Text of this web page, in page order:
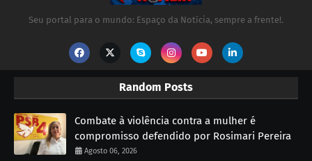
Seu portal para o mundo: Espaço da Notícia, sempre a frente!.
Random Posts
Combate à violência contra a mulher é
compromisso defendido por Rosimari Pereira
Agosto 06, 2026